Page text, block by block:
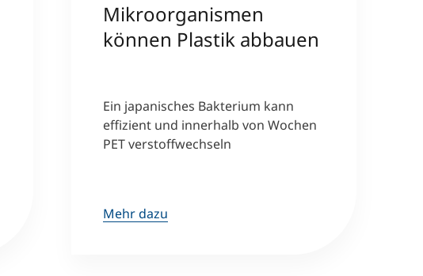
Mikroorganismen
können Plastik abbauen
Ein japanisches Bakterium kann
effizient und innerhalb von Wochen
PET verstoffwechseln
Mehr dazu